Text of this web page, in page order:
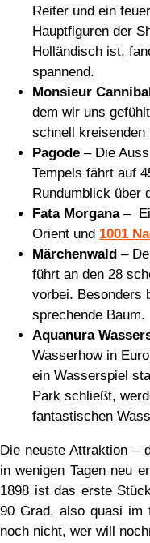
Reiter und ein
Hauptfiguren der
Holländisch ist,
spannend.
Monsieur
dem wir uns
schnell kreisenden
Pagode – Die
Tempels fährt auf
Rundumblick über
Fata Morgana–
Orient und 1001
Märchenwald –
führt an den 28
vorbei. Besonders
sprechende Baum.
Aquanura
Wasserhow in
ein Wasserspiel
Park schließt,
fantastischen
Die neuste Attraktion –
in wenigen Tagen neu
1898 ist das erste
90 Grad, also quasi im
noch nicht, wer will